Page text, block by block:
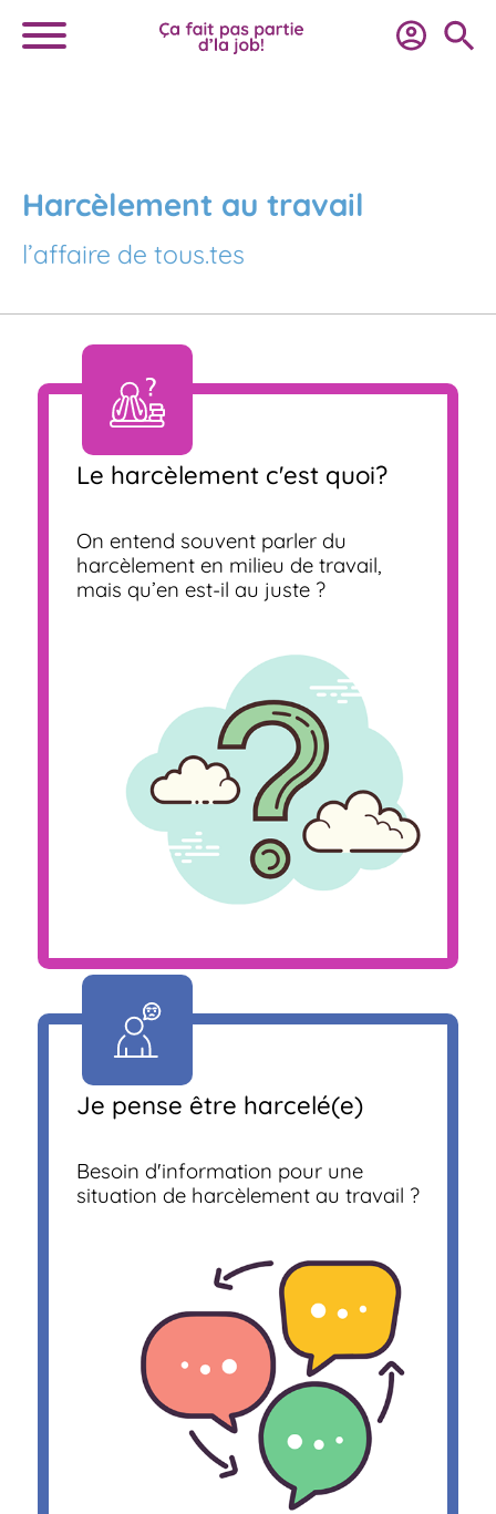
Harcèlement au travail
l’affaire de tous.tes
Le harcèlement c'est quoi?
On entend souvent parler du
harcèlement en milieu de travail,
mais qu’en est-il au juste ?
Je pense être harcelé(e)
Besoin d'information pour une
situation de harcèlement au travail ?